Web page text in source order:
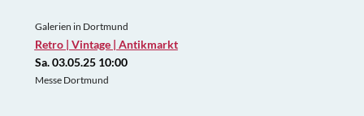
Galerien in Dortmund
Retro | Vintage | Antikmarkt
Sa. 03.05.25 10:00
Messe Dortmund